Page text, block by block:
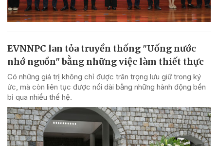
EVNNPC lan tỏa truyền thống "Uống nước
nhớ nguồn" bằng những việc làm thiết thực
Có những giá trị không chỉ được trân trọng lưu giữ trong ký
ức, mà còn liên tục được nối dài bằng những hành động bền
bỉ qua nhiều thế hệ.